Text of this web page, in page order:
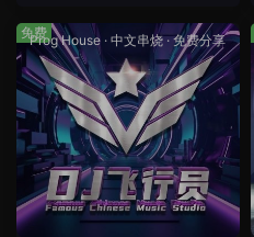
Prog House · 中文串烧·免费分享
免费